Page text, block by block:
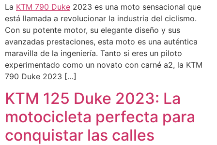
La KTM 790 Duke 2023 es una moto sensacional que
está llamada a revolucionar la industria del ciclismo.
Con su potente motor, su elegante diseño y sus
avanzadas prestaciones, esta moto es una auténtica
maravilla de la ingeniería. Tanto si eres un piloto
experimentado como un novato con carné a2, la KTM
790 Duke 2023 […]
KTM 125 Duke 2023: La
motocicleta perfecta para
conquistar las calles